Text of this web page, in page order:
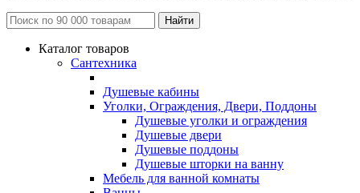
Каталог товаров
Сантехника
Душевые кабины
Уголки, Ограждения, Двери, Поддоны
Душевые уголки и ограждения
Душевые двери
Душевые поддоны
Душевые шторки на ванну
Мебель для ванной комнаты